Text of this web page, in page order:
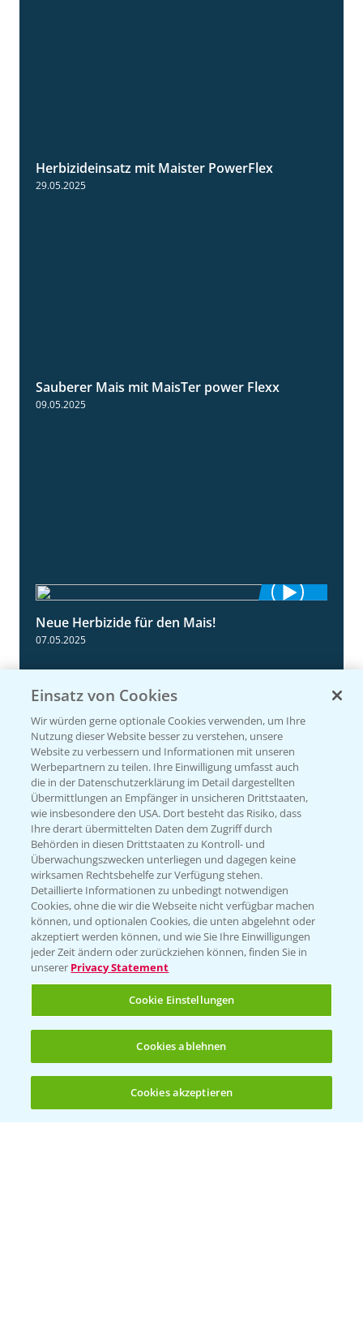
Herbizideinsatz mit Maister PowerFlex
29.05.2025
2:26
Sauberer Mais mit MaisTer power Flexx
09.05.2025
Neue Herbizide für den Mais!
07.05.2025
NEU: Herbizidmaßnahme im Mais mit
MaisTer Power Flexx
06.05.2025
Herbizidstrategie Einmalbehandlung im
Mais
07.05.2025
(noch 4)
Einsatz von Cookies
Wir würden gerne optionale Cookies verwenden, um Ihre
Nutzung dieser Website besser zu verstehen, unsere
Website zu verbessern und Informationen mit unseren
Werbepartnern zu teilen. Ihre Einwilligung umfasst auch
die in der Datenschutzerklärung im Detail dargestellten
Übermittlungen an Empfänger in unsicheren Drittstaaten,
wie insbesondere den USA. Dort besteht das Risiko, dass
Ihre derart übermittelten Daten dem Zugriff durch
Behörden in diesen Drittstaaten zu Kontroll- und
Überwachungszwecken unterliegen und dagegen keine
wirksamen Rechtsbehelfe zur Verfügung stehen.
Detaillierte Informationen zu unbedingt notwendigen
Cookies, ohne die wir die Webseite nicht verfügbar machen
können, und optionalen Cookies, die unten abgelehnt oder
akzeptiert werden können, und wie Sie Ihre Einwilligungen
jeder Zeit ändern oder zurückziehen können, finden Sie in
unserer Privacy Statement
Cookie Einstellungen
Cookies ablehnen
Cookies akzeptieren